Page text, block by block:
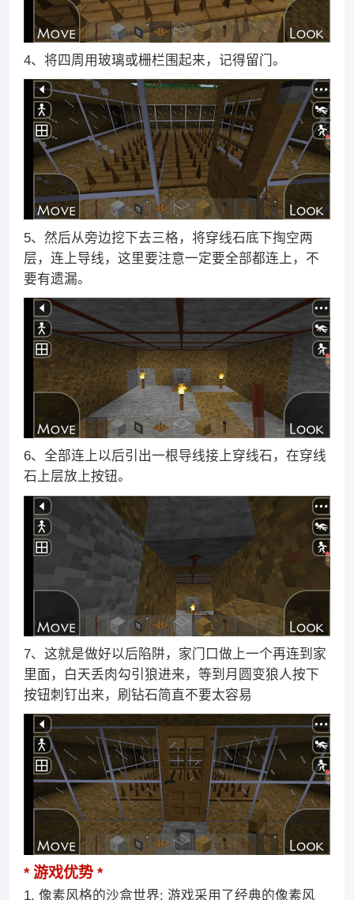
4、将四周用玻璃或栅栏围起来，记得留门。
5、然后从旁边挖下去三格，将穿线石底下掏空两
层，连上导线，这里要注意一定要全部都连上，不
要有遗漏。
6、全部连上以后引出一根导线接上穿线石，在穿线
石上层放上按钮。
7、这就是做好以后陷阱，家门口做上一个再连到家
里面，白天丢肉勾引狼进来，等到月圆变狼人按下
按钮刺钉出来，刷钻石简直不要太容易
游戏优势
1. 像素风格的沙盒世界: 游戏采用了经典的像素风